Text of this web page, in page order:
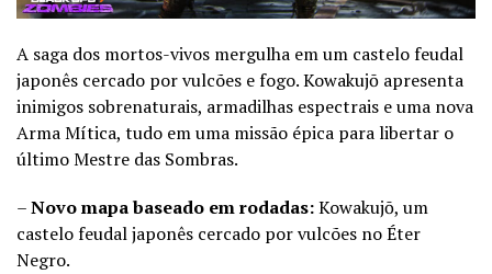
A saga dos mortos-vivos mergulha em um castelo feudal
japonês cercado por vulcões e fogo. Kowakujō apresenta
inimigos sobrenaturais, armadilhas espectrais e uma nova
Arma Mítica, tudo em uma missão épica para libertar o
último Mestre das Sombras.
–Novo mapa baseado em rodadas:Kowakujō, um
castelo feudal japonês cercado por vulcões no Éter
Negro.